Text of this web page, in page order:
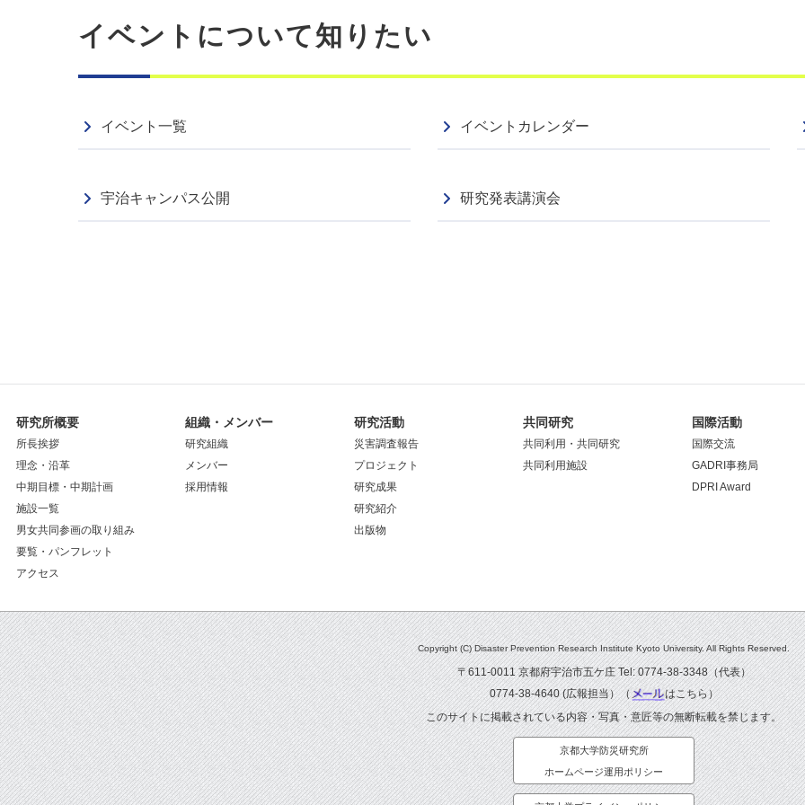
イベントについて知りたい
イベント一覧 イベントカレンダー
宇治キャンパス公開 研究発表講演会
研究所概要
所長挨拶
理念・沿革
中期目標・中期計画
施設一覧
男女共同参画の取り組み
要覧・パンフレット
アクセス
組織・メンバー
研究組織
メンバー
採用情報
研究活動
災害調査報告
プロジェクト
研究成果
研究紹介
出版物
共同研究
共同利用・共同研究
共同利用施設
国際活動
国際交流
GADRI事務局
DPRI Award
Copyright (C) Disaster Prevention Research Institute Kyoto University. All Rights Reserved.
〒611-0011 京都府宇治市五ケ庄 Tel: 0774-38-3348（代表）
0774-38-4640 (広報担当）（
はこちら）
このサイトに掲載されている内容・写真・意匠等の無断転載を禁じます。
京都大学防災研究所
ホームページ運用ポリシー